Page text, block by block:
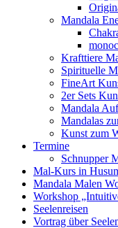
Mandala
Krafttiere
Spirituelle
FineArt
2er Sets
Mandala
Mandalas
Kunst zum
Termine
Schnupper
Mal-Kurs in
Mandala Malen
Workshop
Seelenreisen
Vortrag über